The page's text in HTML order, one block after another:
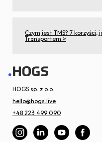
Czym jest TMS? 7 korzyści,
Transportem >
HOGS sp. z o.o.
hello@hogs.live
+48 223 499 090